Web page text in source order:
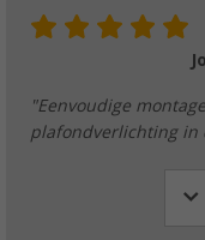
"Eenvoudige
plafondverlichting in